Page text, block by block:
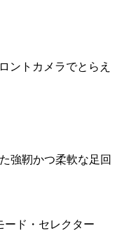
ントカメラでとらえ
強靭かつ柔軟な足回
ード・セレクター